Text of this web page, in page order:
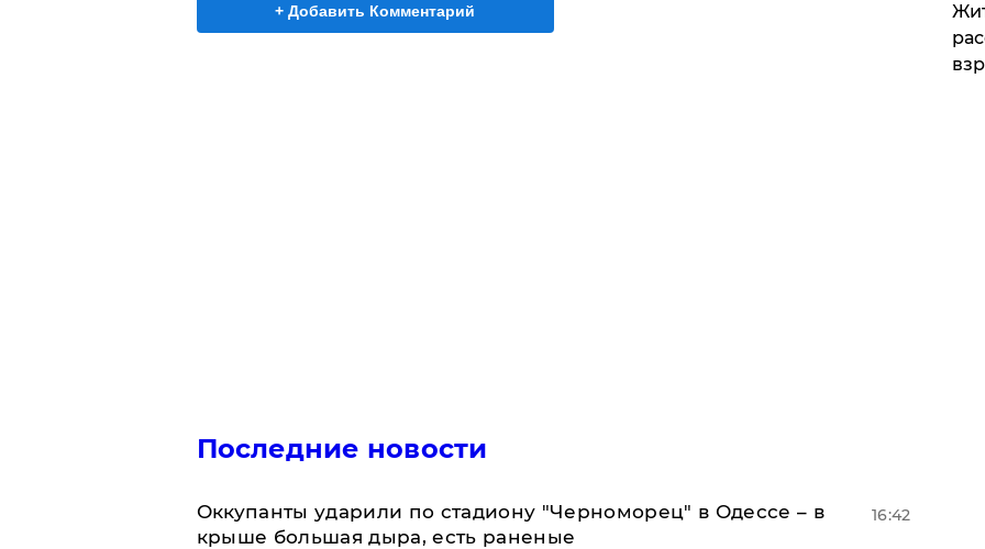
+ Добавить Комментарий
Последние новости
Оккупанты ударили по стадиону "Черноморец" в Одессе – в
крыше большая дыра, есть раненые
16:42